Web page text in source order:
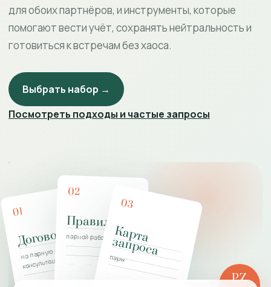
для обоих партнёров, и инструменты, которые
помогают вести учёт, сохранять нейтральность и
готовиться к встречам без хаоса.
Выбрать набор →
Посмотреть подходы и частые запросы
01
Договор
на парную
консультацию
02
Правила
парной работы
03
К
а
р
т
а
з
а
п
р
о
с
а
пары
PZ